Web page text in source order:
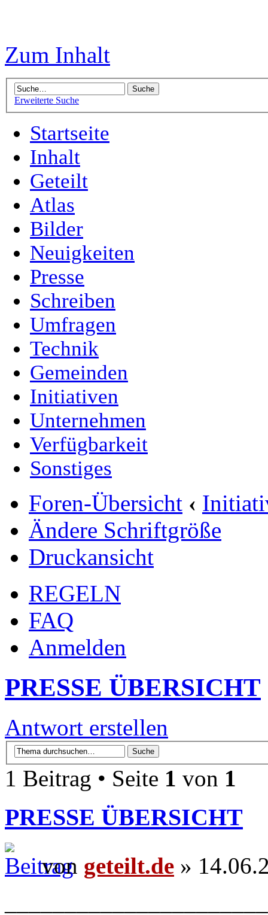
Zum Inhalt
Erweiterte Suche
Startseite
Inhalt
Geteilt
Atlas
Bilder
Neuigkeiten
Presse
Schreiben
Umfragen
Technik
Gemeinden
Initiativen
Unternehmen
Verfügbarkeit
Sonstiges
Foren-Übersicht ‹
Ändere Schriftgröße
Druckansicht
REGELN
FAQ
Anmelden
PRESSE ÜBERSICHT
Antwort erstellen
1 Beitrag • Seite 1 von 1
PRESSE ÜBERSICHT
von geteilt.de »